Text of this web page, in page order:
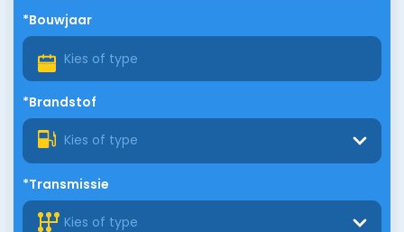
*Bouwjaar
*Brandstof
Kies of type
*Transmissie
Kies of type